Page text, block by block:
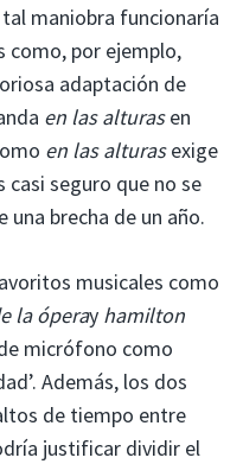
maniobra funcionaría
como, por ejemplo,
adaptación de
en las alturasen
en las alturasexige
casi seguro que no se
brecha de un año.
musicales como
la óperay hamilton
micrófono como
Además, los dos
de tiempo entre
justificar dividir el